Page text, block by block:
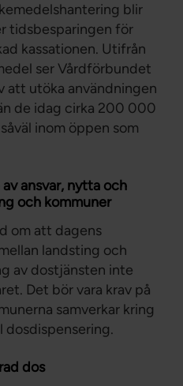
blir
tidsbesparingen för
kassationen. Utifrån
ser Vårdförbundet
att utöka användningen
de idag cirka 200 000
inom öppen som
ansvar, nytta och
och kommuner
om att dagens
landsting och
av dostjänsten inte
Det bör vara krav på
samverkar kring
dosdispensering.
dos